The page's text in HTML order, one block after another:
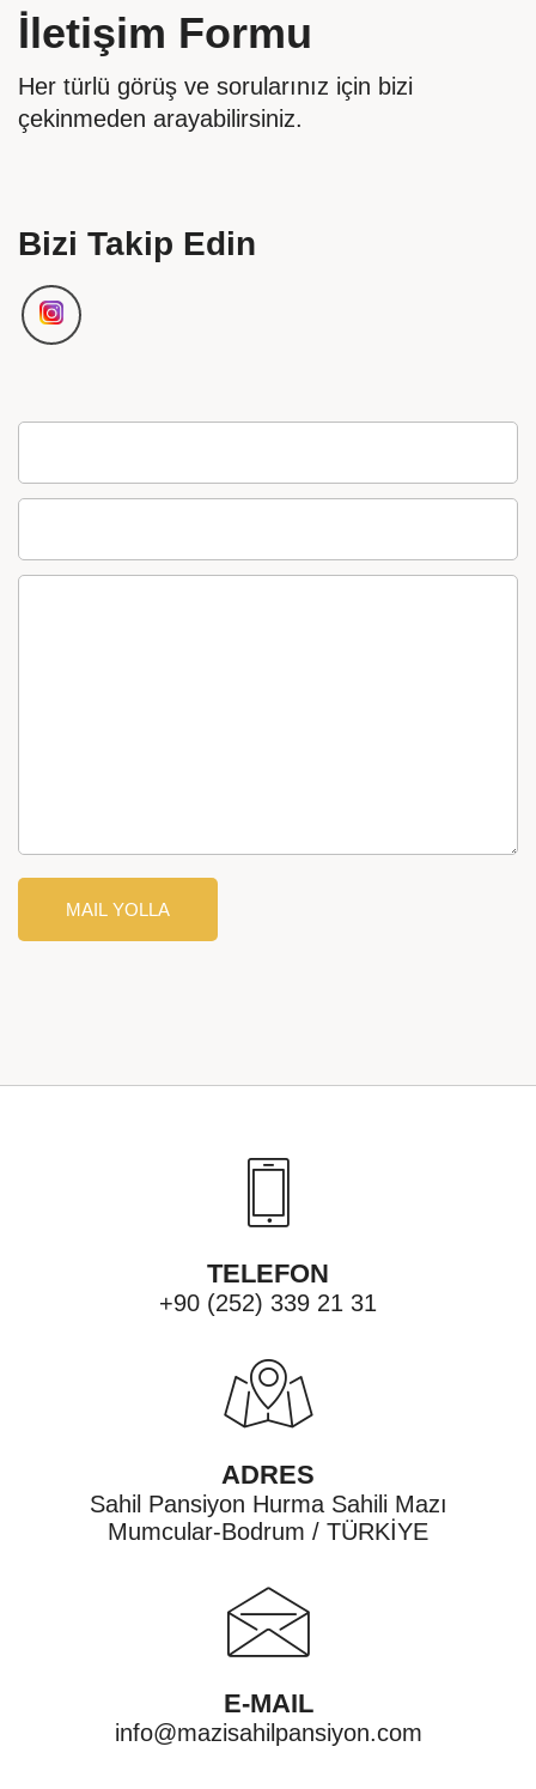
İletişim Formu
Her türlü görüş ve sorularınız için bizi
çekinmeden arayabilirsiniz.
Bizi Takip Edin
TELEFON
+90 (252) 339 21 31
ADRES
Sahil Pansiyon Hurma Sahili Mazı
Mumcular-Bodrum / TÜRKİYE
E-MAIL
info@mazisahilpansiyon.com